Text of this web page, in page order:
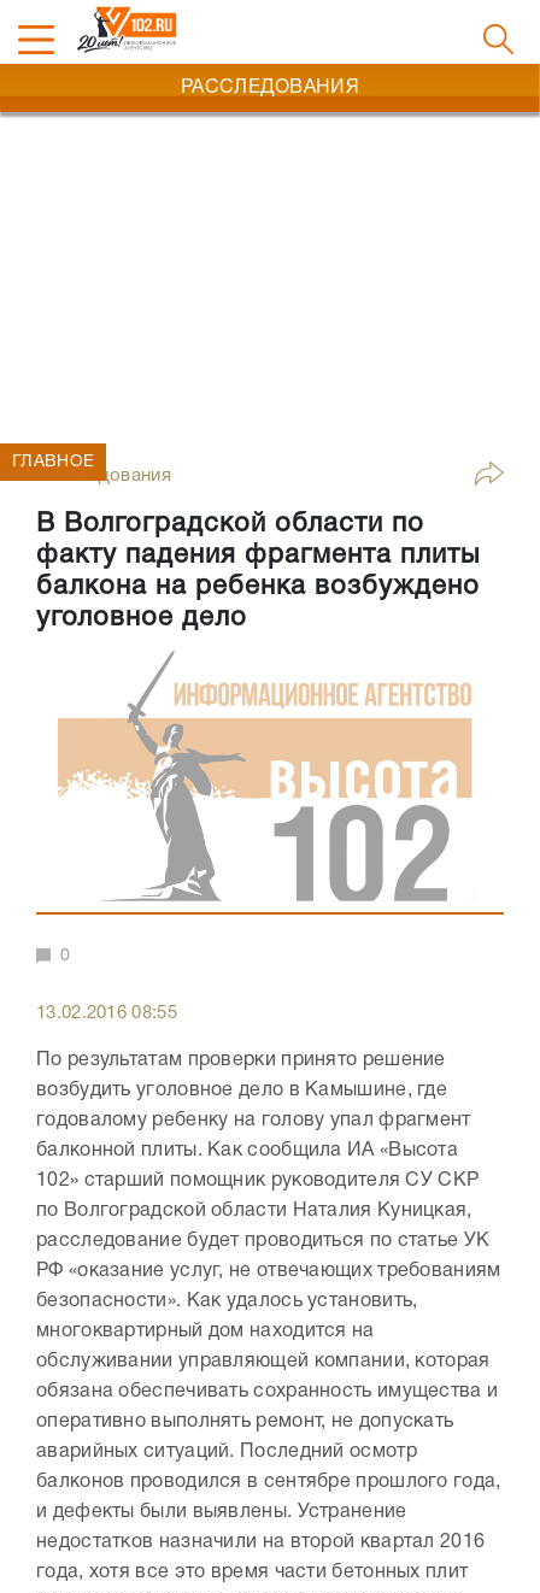
РАССЛЕДОВАНИЯ
Расследования
В Волгоградской области по
факту падения фрагмента плиты
балкона на ребенка возбуждено
уголовное дело
ГЛАВНОЕ
0
13.02.2016 08:55
По результатам проверки принято решение
возбудить уголовное дело в Камышине, где
годовалому ребенку на голову упал фрагмент
балконной плиты. Как сообщила ИА «Высота
102» старший помощник руководителя СУ СКР
по Волгоградской области Наталия Куницкая,
расследование будет проводиться по статье УК
РФ «оказание услуг, не отвечающих требованиям
безопасности». Как удалось установить,
многоквартирный дом находится на
обслуживании управляющей компании, которая
обязана обеспечивать сохранность имущества и
оперативно выполнять ремонт, не допускать
аварийных ситуаций. Последний осмотр
балконов проводился в сентябре прошлого года,
и дефекты были выявлены. Устранение
недостатков назначили на второй квартал 2016
года, хотя все это время части бетонных плит